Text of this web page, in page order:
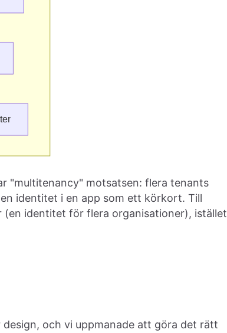
"multitenancy" motsatsen: flera tenants
identitet i en app som ett körkort. Till
identitet för flera organisationer), istället
och vi uppmanade att göra det rätt